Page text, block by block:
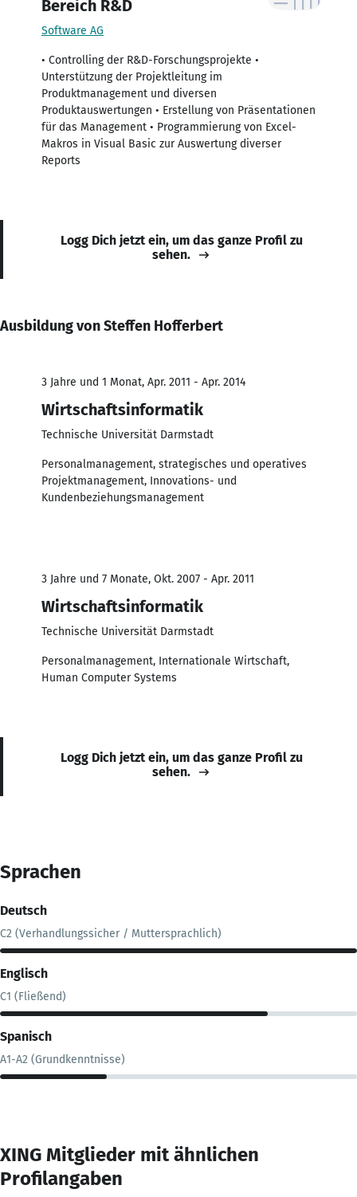
Bereich R&D
Software AG
• Controlling der R&D-Forschungsprojekte •
Unterstützung der Projektleitung im
Produktmanagement und diversen
Produktauswertungen • Erstellung von Präsentationen
für das Management • Programmierung von Excel-
Makros in Visual Basic zur Auswertung diverser
Reports
Logg Dich jetzt ein, um das ganze Profil zu
sehen.
Ausbildung von Steffen Hofferbert
3 Jahre und 1 Monat, Apr. 2011 - Apr. 2014
Wirtschaftsinformatik
Technische Universität Darmstadt
Personalmanagement, strategisches und operatives
Projektmanagement, Innovations- und
Kundenbeziehungsmanagement
3 Jahre und 7 Monate, Okt. 2007 - Apr. 2011
Wirtschaftsinformatik
Technische Universität Darmstadt
Personalmanagement, Internationale Wirtschaft,
Human Computer Systems
Logg Dich jetzt ein, um das ganze Profil zu
sehen.
Sprachen
Deutsch
C2 (Verhandlungssicher / Muttersprachlich)
Englisch
C1 (Fließend)
Spanisch
A1-A2 (Grundkenntnisse)
XING Mitglieder mit ähnlichen
Profilangaben